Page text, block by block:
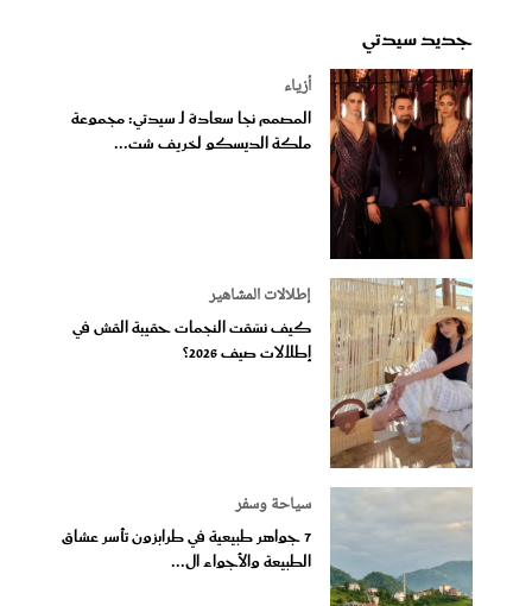
جديد سيدتي
أزياء
المصمم نجا سعادة لـ سيدتي: مجموعة
ملكة الديسكو لخريف شت...
إطلالات المشاهير
كيف نسّقت النجمات حقيبة القش في
إطلالات صيف 2026؟
سياحة وسفر
7 جواهر طبيعية في طرابزون تأسر عشاق
الطبيعة والأجواء ال...